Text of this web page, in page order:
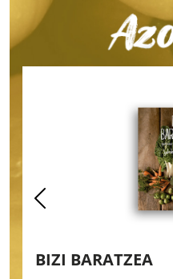
BIZI BARATZEA